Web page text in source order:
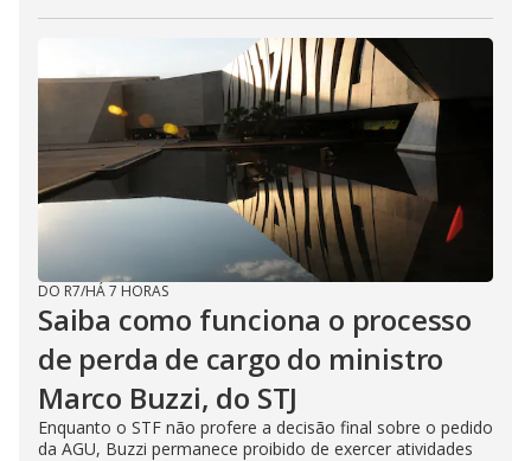
DO R7/HÁ 7 HORAS
Saiba como funciona o processo
de perda de cargo do ministro
Marco Buzzi, do STJ
Enquanto o STF não profere a decisão final sobre o pedido
da AGU, Buzzi permanece proibido de exercer atividades